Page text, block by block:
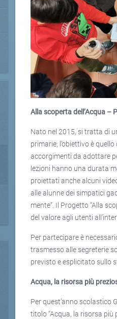
Alla scoperta dell’Acqua –
Nato nel 2015, si tratta di
primarie; l’obiettivo è
accorgimenti da adottare
lezioni hanno una durata
proiettati anche alcuni
alle alunne dei simpatici
mente”. Il Progetto “Alla
del valore agli utenti
Per partecipare è
trasmesso alle segreterie
previsto e esplicitato sullo
Acqua, la risorsa più
Per quest’anno scolastico
titolo “Acqua, la risorsa più